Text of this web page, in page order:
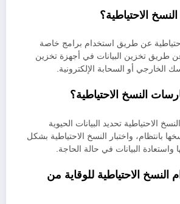
الاحتياطية؟
عن طريق استخدام برامج خاصة
عن طريق تخزين البيانات في أجهزة تخزين
الخارجي أو السحابة الإلكترونية.
النسخ الاحتياطية؟
الاحتياطية تحديد البيانات الحيوية
بانتظام، واختبار النسخ الاحتياطية بشكل
البيانات في حالة الحاجة.
الاحتياطية للوقاية من